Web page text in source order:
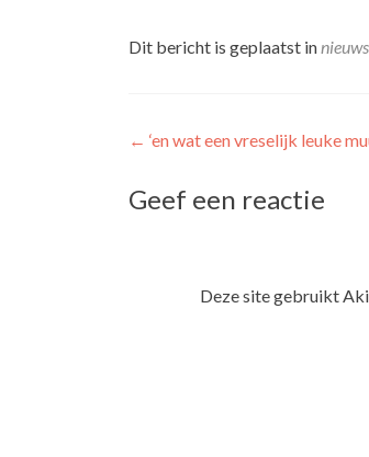
Dit bericht is geplaatst innieuws
Bericht
navigatie
← ‘en wat een vreselijk leuke
Geef een reactie
Deze site gebruikt